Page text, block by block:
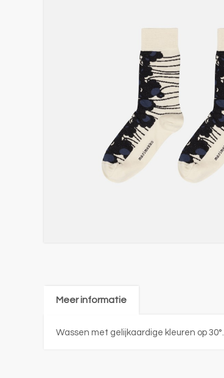
Meer informatie
Wassen met gelijkaardige kleuren op 30°.